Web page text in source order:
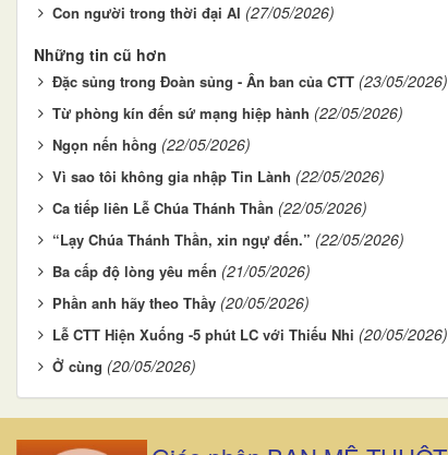
Con người trong thời đại AI (27/05/2026)
Những tin cũ hơn
Đặc sủng trong Đoàn sủng - Ân ban của CTT (23/05/2026)
Từ phòng kín đến sứ mạng hiệp hành (22/05/2026)
Ngọn nến hồng (22/05/2026)
Vì sao tôi không gia nhập Tin Lành (22/05/2026)
Ca tiếp liên Lễ Chúa Thánh Thần (22/05/2026)
“Lạy Chúa Thánh Thần, xin ngự đến.” (22/05/2026)
Ba cấp độ lòng yêu mến (21/05/2026)
Phần anh hãy theo Thầy (20/05/2026)
Lễ CTT Hiện Xuống -5 phút LC với Thiếu Nhi (20/05/2026)
Ở cùng (20/05/2026)